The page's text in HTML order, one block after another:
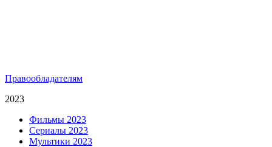
Правообладателям
2023
Фильмы 2023
Сериалы 2023
Мультики 2023